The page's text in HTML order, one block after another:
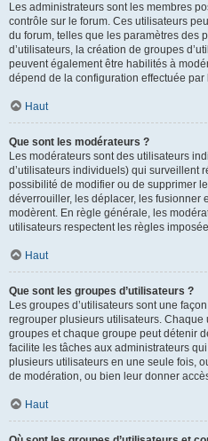
Les administrateurs sont les membres
contrôle sur le forum. Ces utilisateurs
du forum, telles que les paramètres des
d’utilisateurs, la création de groupes
peuvent également être habilités à
dépend de la configuration effectuée par
Haut
Que sont les modérateurs ?
Les modérateurs sont des utilisateurs
d’utilisateurs individuels) qui surveillent
possibilité de modifier ou de supprimer
déverrouiller, les déplacer, les fusionner
modèrent. En règle générale, les
utilisateurs respectent les règles
Haut
Que sont les groupes d’utilisateurs ?
Les groupes d’utilisateurs sont une
regrouper plusieurs utilisateurs.
groupes et chaque groupe peut détenir
facilite les tâches aux administrateurs
plusieurs utilisateurs en une seule fois,
de modération, ou bien leur donner
Haut